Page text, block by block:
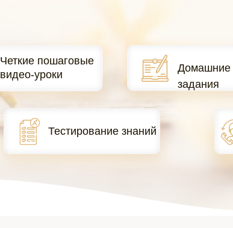
Четкие пошаговые
видео-уроки
Домашние
задания
Тестирование знаний